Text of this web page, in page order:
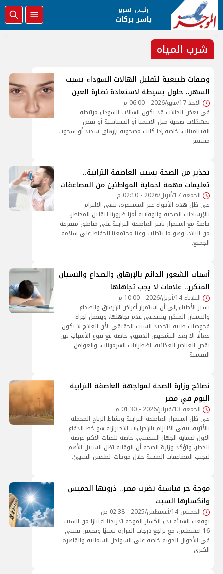
رئيس التحرير
ياسر بركات
شرب المياه
وصفات طبيعية لتقليل الهالات السوداء بسبب
السهر.. حلول بسيطة لاستعادة نضارة العين
الأحد 17/مايو/2026 - 06:00 م
في بعض الحالات قد تكون الهالات السوداء مرتبطة
بمشكلات صحية مثل الأنيميا أو الحساسية أو نقص
الفيتامينات، خاصة إذا كانت مصحوبة بإرهاق شديد أو شحوب
مستمر.
تحذير من الصحة بسبب العاصفة الترابية..
تعليمات مهمة لحماية المواطنين من المضاعفات
الجمعة 17/أبريل/2026 - 02:10 م
في ظل هذه الأجواء غير المستقرة، يبقى الالتزام
بالإرشادات الصحية والوقائية أمرًا ضروريًا لتقليل المخاطر،
خاصة مع استمرار تأثير العاصفة الترابية على مناطق متفرقة
من البلاد، وهو ما يتطلب وعيًا مجتمعيًا للحفاظ على سلامة
الجميع.
أسباب الشعور الدائم بالإرهاق والصداع والنسيان
المتكرر.. علامات لا يجب تجاهلها
الثلاثاء 14/أبريل/2026 - 10:00 م
يشير الأطباء إلى أن استمرار أعراض الإرهاق والصداع
والنسيان المتكرر يستدعي عدم تجاهلها، ويفضل إجراء
فحوصات طبية لتحديد السبب الحقيقي، لأن العلاج لا يكون
فعالًا إلا بعد التشخيص الدقيق، خاصة مع تنوع الأسباب بين
نقص العناصر الغذائية، اضطرابات الهرمونات، والعوامل
النفسية
نصائح وزارة الصحة لمواجهة العاصفة الترابية
اليوم في مصر
الجمعة 13/فبراير/2026 - 01:30 م
في ظل استمرار العاصفة الترابية ونشاط الرياح المحملة
بالأتربة، يبقى الالتزام بالإجراءات الاحترازية هو خط الدفاع
الأول لحماية الجهاز التنفسي، خاصة للفئات الأكثر عرضة
للخطر، وتؤكد وزارة الصحة أن الوقاية تظل السبيل الأهم
لتجنب المضاعفات الصحية خلال موجات الطقس السيئ.
موجة حر قياسية تضرب مصر.. ذروتها الخميس
وانكسارها السبت
الخميس 14/أغسطس/2025 - 02:38 ص
توقعت الهيئة بدء انكسار الموجة تدريجيًا اعتبارًا من السبت
16 أغسطس، مع تراجع درجات الحرارة نسبيًا وتحسن نسبي
في الأحوال الجوية خاصة على السواحل الشمالية والقاهرة
الكبرى